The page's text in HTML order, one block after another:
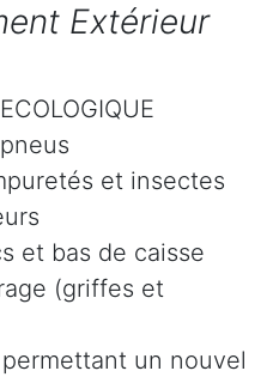
Extérieur
et insectes
et bas de caisse
(griffes et
un nouvel